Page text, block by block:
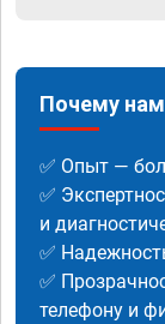
Почему
✅ Опыт —
✅
и
✅
✅
телефону и